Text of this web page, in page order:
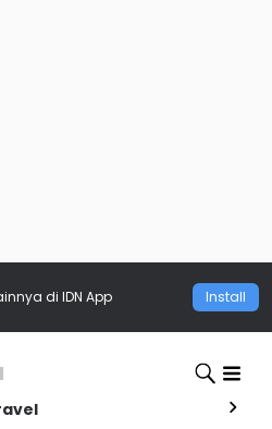
di IDN App Install